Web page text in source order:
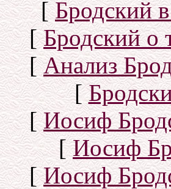
[Бродский
[Бродский о
[Анализ
[
[Иосиф
[Иосиф
[Иосиф